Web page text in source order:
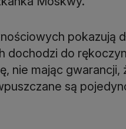
pokazują
dochodzi do
nie mając gwarancji,
są